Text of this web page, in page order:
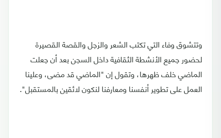
وتتشوق وفاء التي تكتب الشعر والزجل والقصة القصيرة
لحضور جميع الأنشطة الثقافية داخل السجن بعد أن جعلت
الماضي خلف ظهرها، وتقول إن "الماضي قد مضى، وعلينا
العمل على تطوير أنفسنا ومعارفنا لنكون لائقين بالمستقبل".